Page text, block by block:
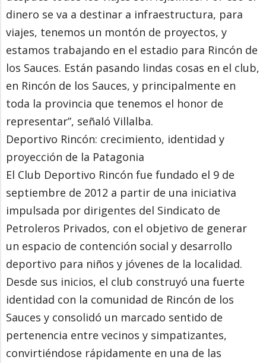
dinero se va a destinar a infraestructura, para
viajes, tenemos un montón de proyectos, y
estamos trabajando en el estadio para Rincón de
los Sauces. Están pasando lindas cosas en el club,
en Rincón de los Sauces, y principalmente en
toda la provincia que tenemos el honor de
representar”, señaló Villalba.
Deportivo Rincón: crecimiento, identidad y
proyección de la Patagonia
El Club Deportivo Rincón fue fundado el 9 de
septiembre de 2012 a partir de una iniciativa
impulsada por dirigentes del Sindicato de
Petroleros Privados, con el objetivo de generar
un espacio de contención social y desarrollo
deportivo para niños y jóvenes de la localidad.
Desde sus inicios, el club construyó una fuerte
identidad con la comunidad de Rincón de los
Sauces y consolidó un marcado sentido de
pertenencia entre vecinos y simpatizantes,
convirtiéndose rápidamente en una de las